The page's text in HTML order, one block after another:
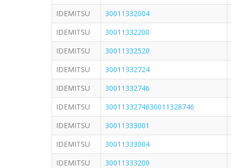
IDEMITSU
30011332004
IDEMITSU
30011332200
IDEMITSU
30011332520
IDEMITSU
30011332724
IDEMITSU
30011332746
IDEMITSU
3001133274630011328746
IDEMITSU
30011333001
IDEMITSU
30011333004
IDEMITSU
30011333200